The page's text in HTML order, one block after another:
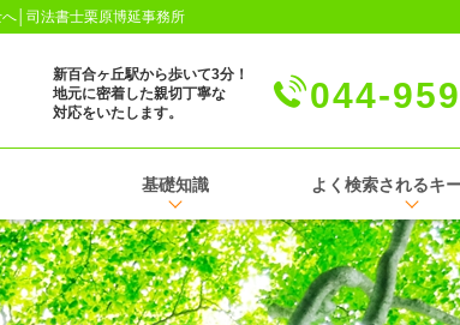
│司法書士栗原博延事務所
新百合ヶ丘駅から歩いて3分！
地元に密着した親切丁寧な
対応をいたします。
044-
基礎知識 よく検索されるキ